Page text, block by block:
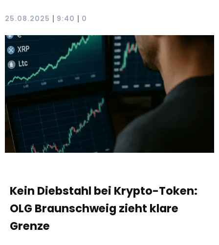
25.08.2025 | 9:40 | 0
Kein Diebstahl bei Krypto-Token:
OLG Braunschweig zieht klare
Grenze